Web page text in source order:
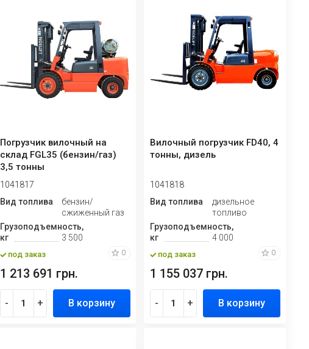
Погрузчик вилочный на
склад FGL35 (бензин/газ)
3,5 тонны
1041817
Вид топлива
бензин/
сжиженный газ
Грузоподъемность,
кг
3 500
под заказ 0
1 213 691 грн.
- + В корзину
Вилочный погрузчик FD40, 4
тонны, дизель
1041818
Вид топлива
дизельное
топливо
Грузоподъемность,
кг
4 000
под заказ 0
1 155 037 грн.
- + В корзину